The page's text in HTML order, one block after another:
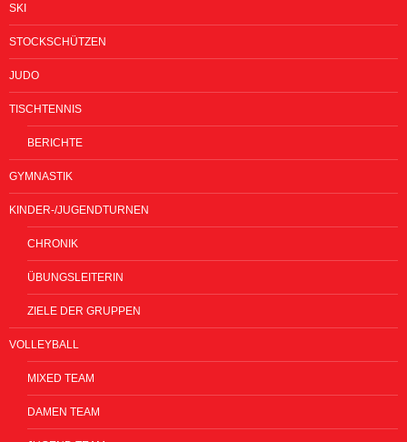
SKI
STOCKSCHÜTZEN
JUDO
TISCHTENNIS
BERICHTE
GYMNASTIK
KINDER-/JUGENDTURNEN
CHRONIK
ÜBUNGSLEITERIN
ZIELE DER GRUPPEN
VOLLEYBALL
MIXED TEAM
DAMEN TEAM